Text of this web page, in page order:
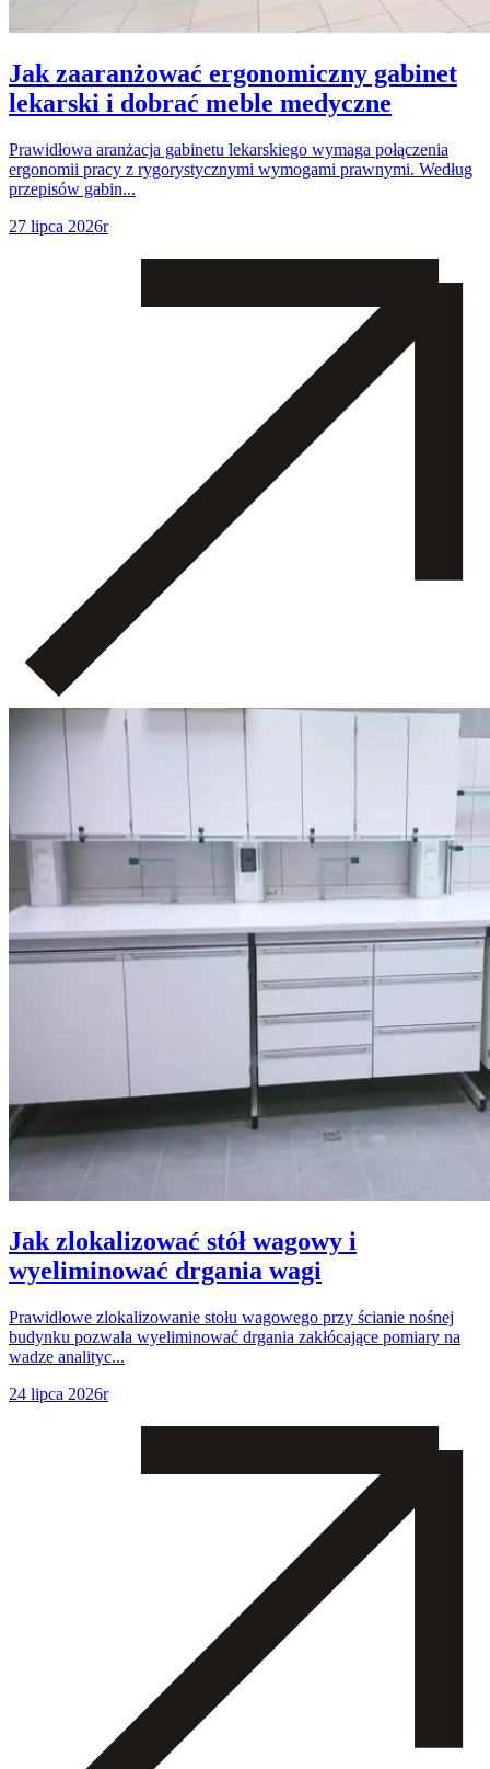
Jak zaaranżować ergonomiczny gabinet
lekarski i dobrać meble medyczne
Prawidłowa aranżacja gabinetu lekarskiego wymaga połączenia
ergonomii pracy z rygorystycznymi wymogami prawnymi. Według
przepisów gabin...
27 lipca 2026r
Jak zlokalizować stół wagowy i
wyeliminować drgania wagi
Prawidłowe zlokalizowanie stołu wagowego przy ścianie nośnej
budynku pozwala wyeliminować drgania zakłócające pomiary na
wadze analityc...
24 lipca 2026r